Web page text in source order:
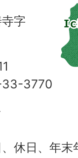
字
33-3770
、休日、年